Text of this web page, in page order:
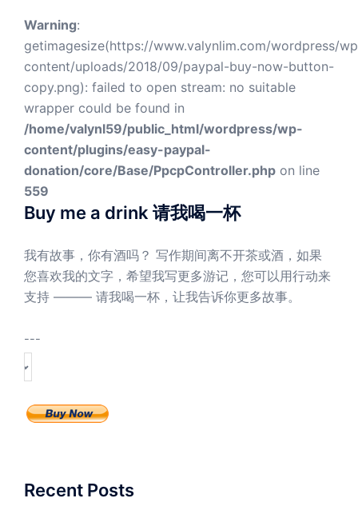
Warning:
getimagesize(https://www.valynlim.com/wordpress/
content/uploads/2018/09/paypal-buy-now-button-
copy.png): failed to open stream: no suitable
wrapper could be found in
/home/valynl59/public_html/wordpress/wp-
content/plugins/easy-paypal-
donation/core/Base/PpcpController.php on line
559
Buy me a drink 请我喝一杯
我有故事，你有酒吗？ 写作期间离不开茶或酒，如果
您喜欢我的文字，希望我写更多游记，您可以用行动来
支持 ——— 请我喝一杯，让我告诉你更多故事。
---
Recent Posts